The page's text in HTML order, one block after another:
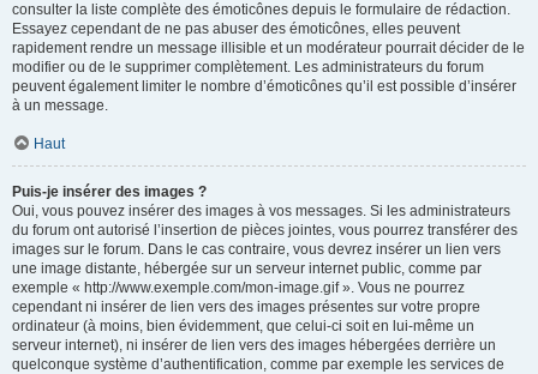
consulter la liste complète des émoticônes depuis le formulaire de rédaction.
Essayez cependant de ne pas abuser des émoticônes, elles peuvent
rapidement rendre un message illisible et un modérateur pourrait décider de le
modifier ou de le supprimer complètement. Les administrateurs du forum
peuvent également limiter le nombre d’émoticônes qu’il est possible d’insérer
à un message.
Haut
Puis-je insérer des images ?
Oui, vous pouvez insérer des images à vos messages. Si les administrateurs
du forum ont autorisé l’insertion de pièces jointes, vous pourrez transférer des
images sur le forum. Dans le cas contraire, vous devrez insérer un lien vers
une image distante, hébergée sur un serveur internet public, comme par
exemple « http://www.exemple.com/mon-image.gif ». Vous ne pourrez
cependant ni insérer de lien vers des images présentes sur votre propre
ordinateur (à moins, bien évidemment, que celui-ci soit en lui-même un
serveur internet), ni insérer de lien vers des images hébergées derrière un
quelconque système d’authentification, comme par exemple les services de